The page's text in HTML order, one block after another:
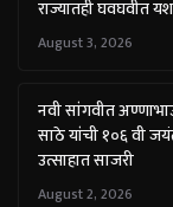
राज्यातही घवघवीत यश
August 3, 2026
नवी सांगवीत
साठे यांची १०६ वी
उत्साहात साजरी
August 2, 2026